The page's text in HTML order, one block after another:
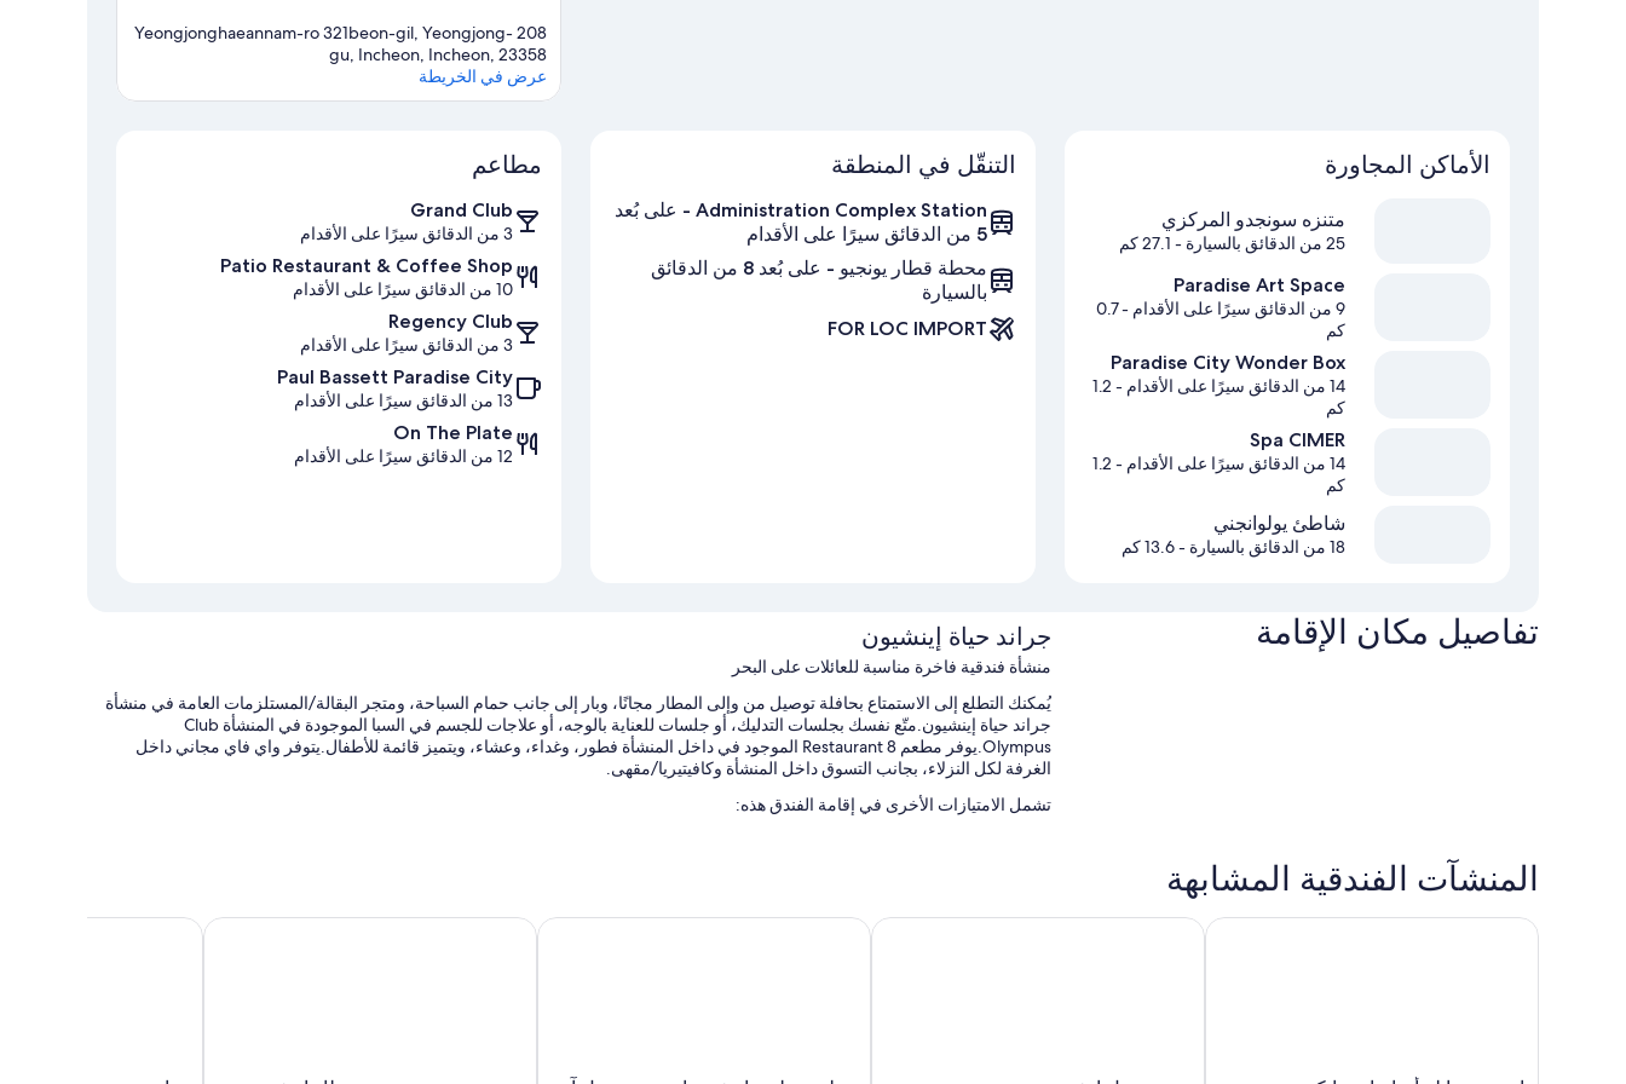
208 Yeongjonghaeannam-ro 321beon-gil, Yeongjong-
gu, Incheon, Incheon, 23358
عرض في الخريطة
الأماكن المجاورة
متنزه سونجدو المركزي
25 من الدقائق بالسيارة - 27.1 كم
Paradise Art Space
9 من الدقائق سيرًا على الأقدام
- 0.7
كم
Paradise City Wonder Box
14 من الدقائق سيرًا على الأقدام
- 1.2
كم
Spa CIMER
14 من الدقائق سيرًا على الأقدام
- 1.2
كم
شاطئ يولوانجني
18 من الدقائق بالسيارة - 13.6 كم
التنقّل في المنطقة
Administration Complex Station - على بُعد
5 من الدقائق سيرًا على الأقدام
محطة قطار يونجيو - على بُعد 8 من الدقائق
بالسيارة
FOR LOC IMPORT
مطاعم
Grand Club
3 من الدقائق سيرًا على الأقدام
Patio Restaurant & Coffee Shop
10 من الدقائق سيرًا على الأقدام
Regency Club
3 من الدقائق سيرًا على الأقدام
Paul Bassett Paradise City
13 من الدقائق سيرًا على الأقدام
On The Plate
12 من الدقائق سيرًا على الأقدام
تفاصيل مكان الإقامة جراند حياة إينشيون
منشأة فندقية فاخرة مناسبة للعائلات على البحر
يُمكنك التطلع إلى الاستمتاع بحافلة توصيل من وإلى المطار مجانًا، وبار إلى جانب حمام السباحة، ومتجر البقالة/المستلزمات العامة في منشأة
جراند حياة إينشيون.متّع نفسك بجلسات التدليك، أو جلسات للعناية بالوجه، أو علاجات للجسم في السبا الموجودة في المنشأة Club
Olympus.يوفر مطعم Restaurant 8 الموجود في داخل المنشأة فطور، وغداء، وعشاء، ويتميز قائمة للأطفال.يتوفر واي فاي مجاني داخل
الغرفة لكل النزلاء، بجانب التسوق داخل المنشأة وكافيتيريا/مقهى.
تشمل الامتيازات الأخرى في إقامة الفندق هذه:
سرعة إنهاء إجراءات الوصول، ومتجر هدايا، ومكتب كمبيوتر
حمام. يُقدم النزلاء تقييمات عالية فيما يتعلق بكل من نظافة غرف النزلاء وراحة الغرف في المنشأة الفندقية.
المنشآت الفندقية المشابهة
إيبيس ستايلز أمباسادور إنكيون أيربورت ت 2نست هوتل إنشيون جولدن توليب إنتشون إيربورت هوتل آند سويتسبست ويسترن بريمير مطار إينشيون حياة ريجينسي إنشيون